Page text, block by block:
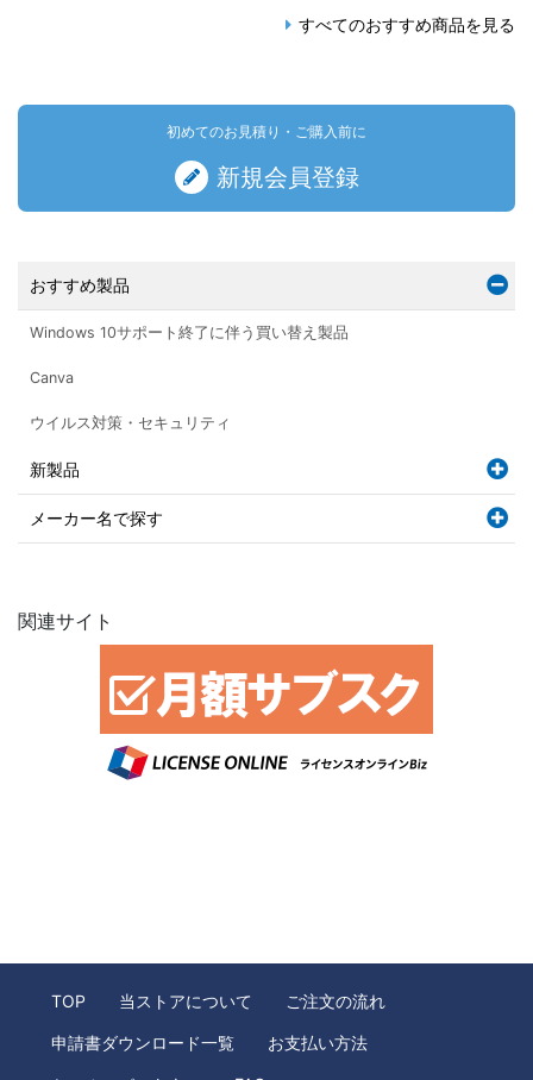
すべてのおすすめ商品を見る
初めてのお見積り・ご購入前に
新規会員登録
おすすめ製品
Windows 10サポート終了に伴う買い替え製品
Canva
ウイルス対策・セキュリティ
新製品
メーカー名で探す
関連サイト
TOP 当ストアについて ご注文の流れ
申請書ダウンロード一覧 お支払い方法